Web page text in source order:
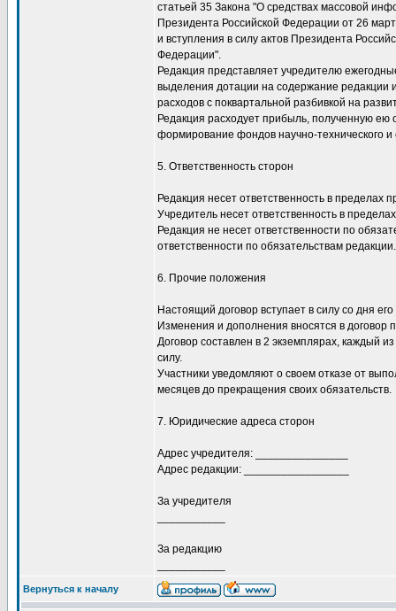
статьей 35 Закона "О средствах массовой
Президента Российской Федерации от 26
и вступления в силу актов Президента
Федерации".
Редакция представляет учредителю
выделения дотации на содержание редакции
расходов с поквартальной разбивкой на
Редакция расходует прибыль, полученную ею
формирование фондов научно-технического и
5. Ответственность сторон
Редакция несет ответственность в пределах
Учредитель несет ответственность в
Редакция не несет ответственности по
ответственности по обязательствам редакции.
6. Прочие положения
Настоящий договор вступает в силу со дня
Изменения и дополнения вносятся в договор
Договор составлен в 2 экземплярах, каждый
силу.
Участники уведомляют о своем отказе от
месяцев до прекращения своих обязательств.
7. Юридические адреса сторон
Адрес учредителя: _______________
Адрес редакции: _________________
За учредителя
За редакцию
Вернуться к началу